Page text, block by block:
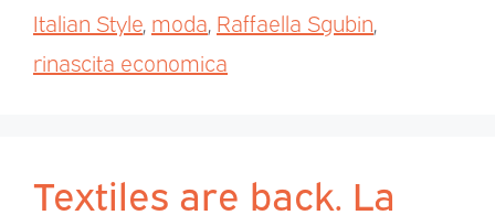
Italian Style moda Raffaella Sgubin
rinascita economica
Textiles are back. La